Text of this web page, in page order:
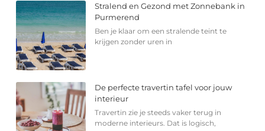
Stralend en Gezond met Zonnebank in
Purmerend
Ben je klaar om een stralende teint te
krijgen zonder uren in
De perfecte travertin tafel voor jouw
interieur
Travertin zie je steeds vaker terug in
moderne interieurs. Dat is logisch,